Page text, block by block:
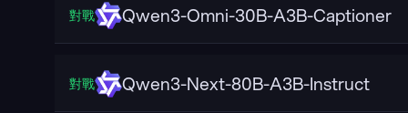
對戰 Qwen3-Omni-30B-A3B-Captioner
對戰 Qwen3-Next-80B-A3B-Instruct